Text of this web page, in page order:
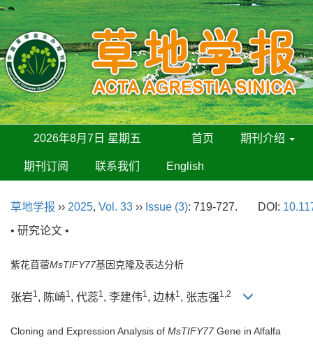
2026年8月7日 星期五 首页 期刊介绍
期刊订阅 联系我们 English
草地学报 ›› 2025, Vol. 33 ›› Issue (3): 719-727. DOI:
• 研究论文 •
紫花苜蓿MsTIFY77基因克隆及表达分析
张岩1, 陈崎1, 代蕊1, 李建伟1, 边林1, 张志强1,2
Cloning and Expression Analysis of MsTIFY77Gene in Alfalfa